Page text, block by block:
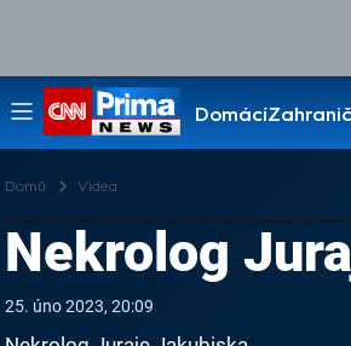
Domácí
Pořady
Domů Videa
Nekrolog
25. úno 2023, 20:09